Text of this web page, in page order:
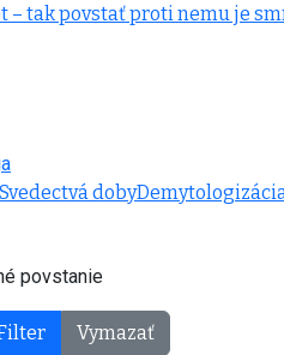
– tak povstať proti nemu je
Svedectvá doby
povstanie
Vymazať